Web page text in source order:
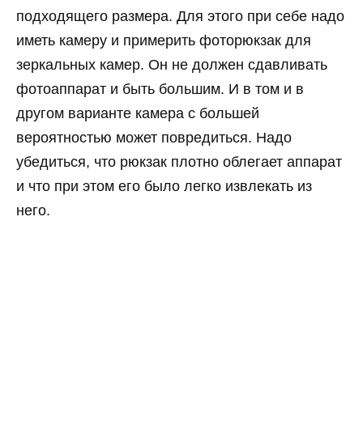
подходящего размера. Для этого при себе надо
иметь камеру и примерить фоторюкзак для
зеркальных камер. Он не должен сдавливать
фотоаппарат и быть большим. И в том и в
другом варианте камера с большей
вероятностью может повредиться. Надо
убедиться, что рюкзак плотно облегает аппарат
и что при этом его было легко извлекать из
него.